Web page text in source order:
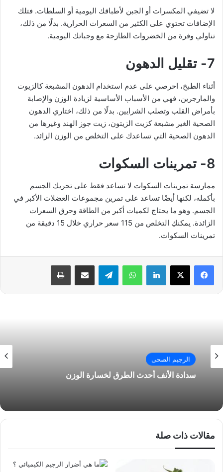
لا تضيفي المكسرات أو الجبن لأطباقك اليومية أو السلطات. فتلك
الإضافات تحتوي على الكثير من السعرات الحرارية. بدلًا من ذلك،
تناولي وفرة من الخضروات الطازجة مع وجباتك اليومية.
7- تقليل الدهون
أثناء الطبخ، احرصي على عدم استخدام الدهون المشبعة كالزيوت
والمارجرين، فهي من الأسباب الأساسية لزيادة الوزن والإصابة
بأمراض القلب وتصلب الشرايين. بدلًا من ذلك، اختاري الدهون
الصحية الغير مشبعة كزيت الزيتون، زيت جوز الهند وغيرها من
الدهون الصحية التي تساعدك على التخلص من الوزن الزائد.
8- تمرينات السكوات
ممارسة تمرينات السكوات لا تساعد فقط على تحريك الجسم
بأكمله، لكنها أيضًا تساعد على تمرين مجموعات العضلات الأكبر في
الجسم. وهو ما يحتاج لكميات أكبر من الطاقة وحرق السعرات
الزائدة. يمكنكِ التخلص من 115 سعر حراري خلال 15 دقيقة من
تمرينات السكوات.
فيسبوك لينكدإن واتساب
الرجيم الصحى
سدادة الأنف أحدث الطرق لخسارة الوزن
مقالات ذات صلة